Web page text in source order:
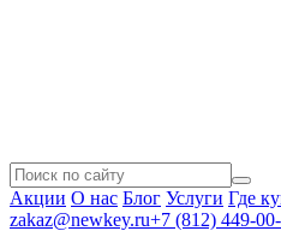
Акции О нас Блог Услуги Где
zakaz@newkey.ru+7 (812) 449-